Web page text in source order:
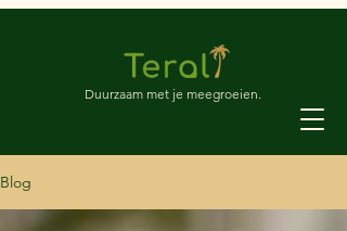
Duurzaam met je meegroeien.
Blog